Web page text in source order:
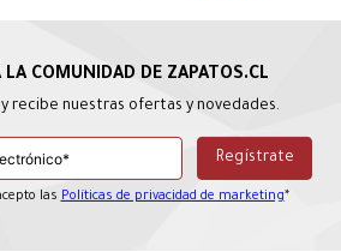
recibe nuestras ofertas y novedades.
las Políticas de privacidad de marketing*